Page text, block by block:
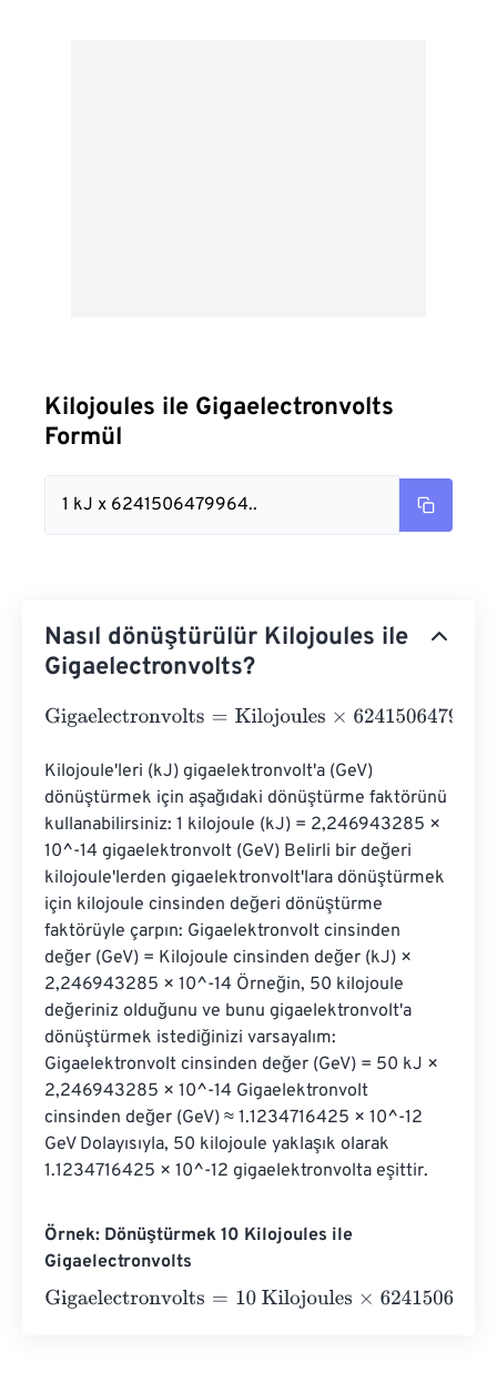
Kilojoules ile Gigaelectronvolts
Formül
1 kJ x 6241506479964..
Nasıl dönüştürülür Kilojoules ile
Gigaelectronvolts?
Gigaelectronvolts=Kilojoules×62415064799641832
Kilojoule'leri (kJ) gigaelektronvolt'a (GeV)
dönüştürmek için aşağıdaki dönüştürme faktörünü
kullanabilirsiniz: 1 kilojoule (kJ) = 2,246943285 ×
10^-14 gigaelektronvolt (GeV) Belirli bir değeri
kilojoule'lerden gigaelektronvolt'lara dönüştürmek
için kilojoule cinsinden değeri dönüştürme
faktörüyle çarpın: Gigaelektronvolt cinsinden
değer (GeV) = Kilojoule cinsinden değer (kJ) ×
2,246943285 × 10^-14 Örneğin, 50 kilojoule
değeriniz olduğunu ve bunu gigaelektronvolt'a
dönüştürmek istediğinizi varsayalım:
Gigaelektronvolt cinsinden değer (GeV) = 50 kJ ×
2,246943285 × 10^-14 Gigaelektronvolt
cinsinden değer (GeV) ≈ 1.1234716425 × 10^-12
GeV Dolayısıyla, 50 kilojoule yaklaşık olarak
1.1234716425 × 10^-12 gigaelektronvolta eşittir.
Örnek: Dönüştürmek 10 Kilojoules ile
Gigaelectronvolts
Gigaelectronvolts=10 Kilojoules×62415064799641832